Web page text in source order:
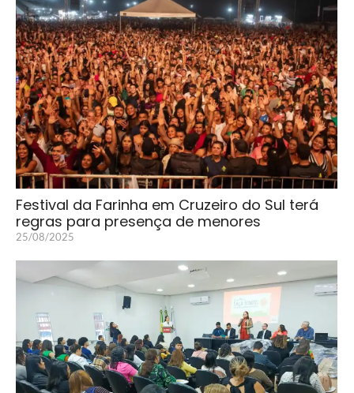
Festival da Farinha em Cruzeiro do Sul terá
regras para presença de menores
25/08/2025